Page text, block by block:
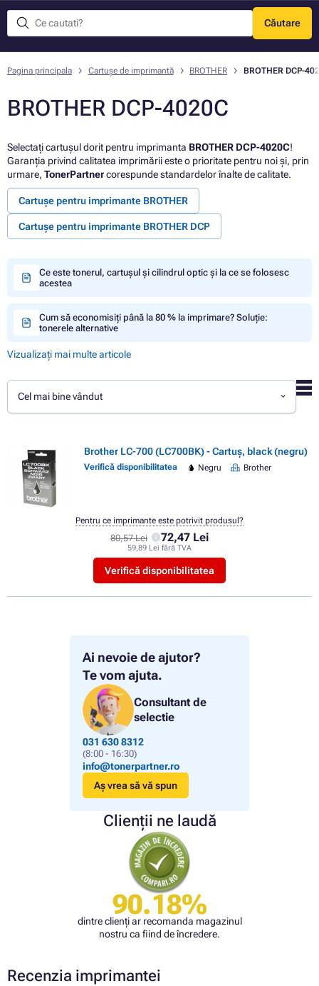
Căutare
Meniu
Ai nevoie de ajutor?
Te vom ajuta.
Consultant de
selectie
031 630 8312
(8:00 - 16:30)
info@tonerpartner.ro
Aș vrea să vă spun
Clienții ne laudă
90.18%
dintre clienți ar recomanda magazinul
nostru ca fiind de încredere.
Pagina principala Cartușe de imprimantă BROTHER BROTHER DCP-
BROTHER DCP-4020C
Selectați cartușul dorit pentru imprimanta BROTHER DCP-4020C!
Garanția privind calitatea imprimării este o prioritate pentru noi și, prin
urmare, TonerPartnercorespunde standardelor înalte de calitate.
Cartușe pentru imprimante BROTHER
Cartușe pentru imprimante BROTHER DCP
Ce este tonerul, cartușul și cilindrul optic și la ce se folosesc
acestea
Cum să economisiți până la 80 % la imprimare? Soluție:
tonerele alternative
Vizualizați mai multe articole
Cel mai bine vândut
Brother LC-700 (LC700BK) - Cartuș, black (negru)
Verifică disponibilitatea Negru Brother
80,57 Lei 72,47 Lei
59,89 Lei fără TVA
Verifică disponibilitatea
Pentru ce imprimante este potrivit produsul?
Recenzia imprimantei